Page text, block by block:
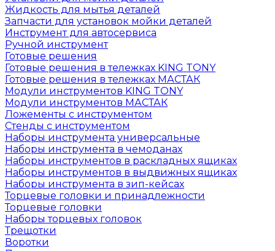
Жидкость для мытья деталей
Запчасти для установок мойки деталей
Инструмент для автосервиса
Ручной инструмент
Готовые решения
Готовые решения в тележках KING TONY
Готовые решения в тележках МАСТАК
Модули инструментов KING TONY
Модули инструментов МАСТАК
Ложементы с инструментом
Стенды с инструментом
Наборы инструмента универсальные
Наборы инструмента в чемоданах
Наборы инструментов в раскладных ящиках
Наборы инструментов в выдвижных ящиках
Наборы инструмента в зип-кейсах
Торцевые головки и принадлежности
Торцевые головки
Наборы торцевых головок
Трещотки
Воротки